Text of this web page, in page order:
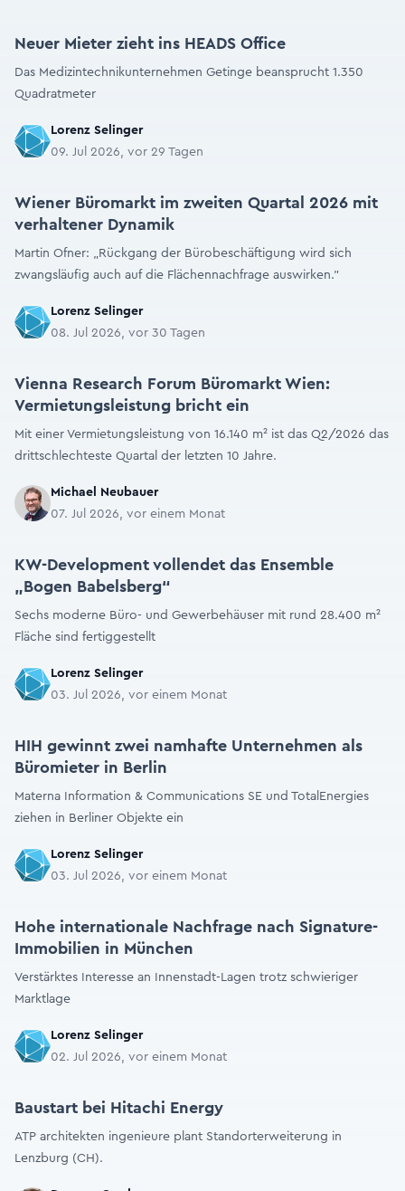
Neuer Mieter zieht ins HEADS Office
Das Medizintechnikunternehmen Getinge beansprucht 1.350
Quadratmeter
Lorenz Selinger
09. Jul 2026, vor 29 Tagen
Wiener Büromarkt im zweiten Quartal 2026 mit
verhaltener Dynamik
Martin Ofner: „Rückgang der Bürobeschäftigung wird sich
zwangsläufig auch auf die Flächennachfrage auswirken."
Lorenz Selinger
08. Jul 2026, vor 30 Tagen
Vienna Research Forum Büromarkt Wien:
Vermietungsleistung bricht ein
Mit einer Vermietungsleistung von 16.140 m² ist das Q2/2026 das
drittschlechteste Quartal der letzten 10 Jahre.
Michael Neubauer
07. Jul 2026, vor einem Monat
KW-Development vollendet das Ensemble
„Bogen Babelsberg“
Sechs moderne Büro- und Gewerbehäuser mit rund 28.400 m²
Fläche sind fertiggestellt
Lorenz Selinger
03. Jul 2026, vor einem Monat
HIH gewinnt zwei namhafte Unternehmen als
Büromieter in Berlin
Materna Information & Communications SE und TotalEnergies
ziehen in Berliner Objekte ein
Lorenz Selinger
03. Jul 2026, vor einem Monat
Hohe internationale Nachfrage nach Signature-
Immobilien in München
Verstärktes Interesse an Innenstadt-Lagen trotz schwieriger
Marktlage
Lorenz Selinger
02. Jul 2026, vor einem Monat
Baustart bei Hitachi Energy
ATP architekten ingenieure plant Standorterweiterung in
Lenzburg (CH).